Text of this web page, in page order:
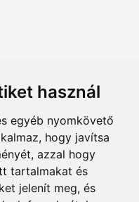
használ
egyéb nyomkövető
hogy javítsa
azzal hogy
tartalmakat és
jelenít meg, és